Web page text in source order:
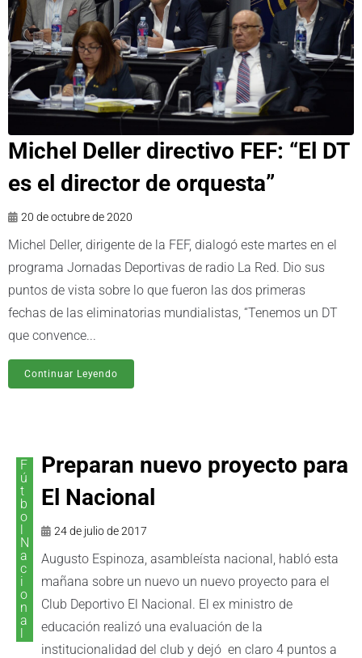
Michel Deller directivo FEF: “El DT
es el director de orquesta”
20 de octubre de 2020
Michel Deller, dirigente de la FEF, dialogó este martes en el
programa Jornadas Deportivas de radio La Red. Dio sus
puntos de vista sobre lo que fueron las dos primeras
fechas de las eliminatorias mundialistas, “Tenemos un DT
que convence...
Continuar Leyendo
F
ú
t
b
o
l
N
a
c
i
o
n
a
l
Preparan nuevo proyecto para
El Nacional
24 de julio de 2017
Augusto Espinoza, asambleísta nacional, habló esta
mañana sobre un nuevo un nuevo proyecto para el
Club Deportivo El Nacional. El ex ministro de
educación realizó una evaluación de la
institucionalidad del club y dejó en claro 4 puntos a